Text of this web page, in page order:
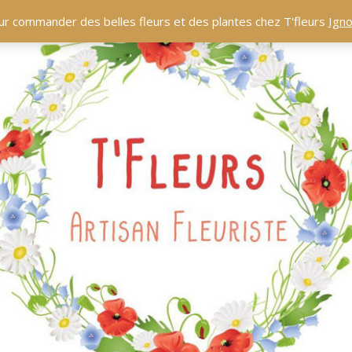
commander des belles fleurs et des plantes chez T'fleurs